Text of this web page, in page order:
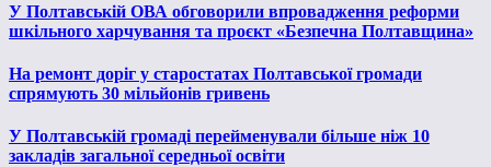
У Полтавській ОВА обговорили впровадження реформи
шкільного харчування та проєкт «Безпечна Полтавщина»
На ремонт доріг у старостатах Полтавської громади
спрямують 30 мільйонів гривень
У Полтавській громаді перейменували більше ніж 10
закладів загальної середньої освіти